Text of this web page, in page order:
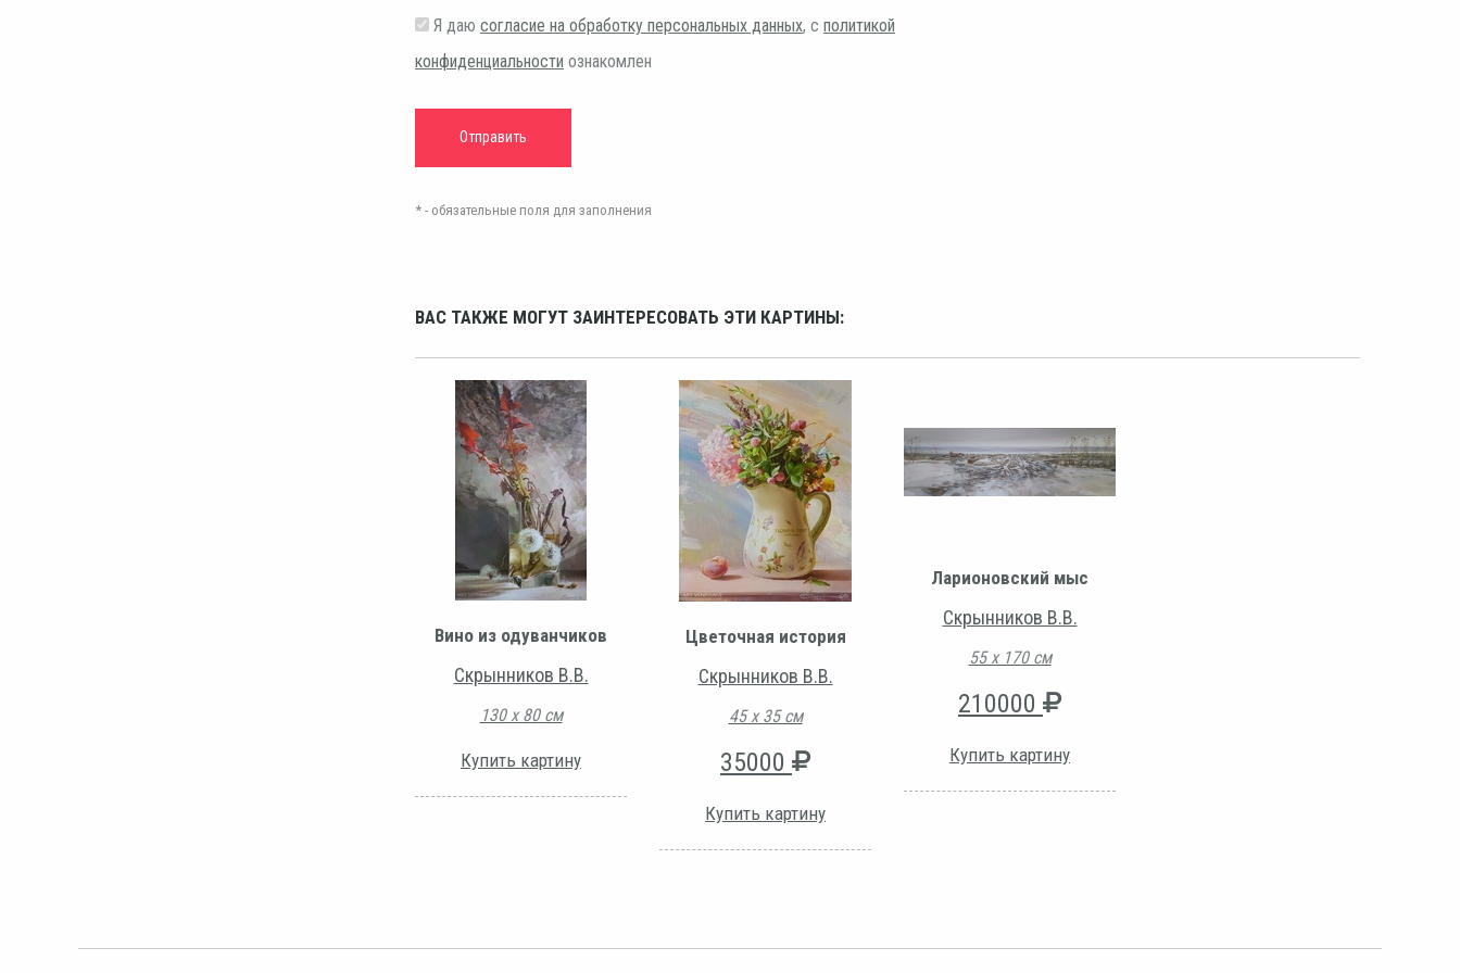
Я даю согласие на обработку персональных данных, с политикой
конфиденциальности ознакомлен
* - обязательные поля для заполнения
ВАС ТАКЖЕ МОГУТ ЗАИНТЕРЕСОВАТЬ ЭТИ КАРТИНЫ:
Вино из одуванчиков
Скрынников В.В.
130 х 80 см
Купить картину
Цветочная история
Скрынников В.В.
45 х 35 см
35000
Купить картину
Ларионовский мыс
Скрынников В.В.
55 х 170 см
210000
Купить картину